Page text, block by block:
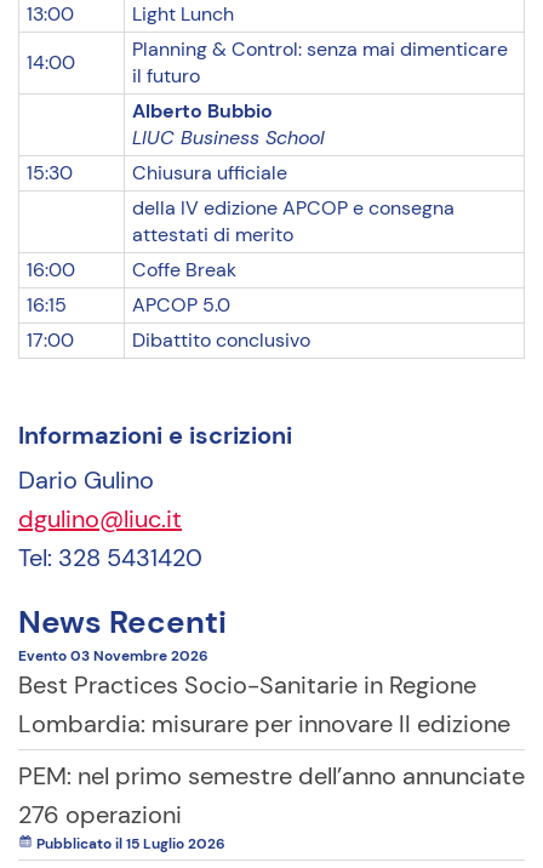
13:00
Light Lunch
14:00
Planning & Control: senza mai dimenticare
il futuro
Alberto Bubbio
LIUC Business School
15:30
Chiusura ufficiale
della IV edizione APCOP e consegna
attestati di merito
16:00
Coffe Break
16:15
APCOP 5.0
17:00
Dibattito conclusivo
Informazioni e iscrizioni
Dario Gulino
dgulino@liuc.it
Tel: 328 5431420
News Recenti
Evento03 Novembre2026
Best Practices Socio-Sanitarie in Regione
Lombardia: misurare per innovare II edizione
PEM: nel primo semestre dell’anno annunciate
276 operazioni
Pubblicato il 15 Luglio 2026